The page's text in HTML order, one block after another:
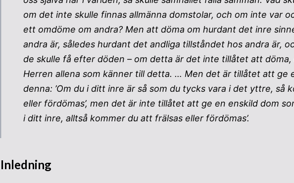
om det inte skulle finnas allmänna domstolar, och om inte var
ett omdöme om andra? Men att döma om hurdant det inre
andra är, således hurdant det andliga tillståndet hos andra är,
de skulle få efter döden – om detta är det inte tillåtet att
Herren allena som känner till detta. … Men det är tillåtet att ge
denna: ’Om du i ditt inre är så som du tycks vara i det yttre, så
eller fördömas’, men det är inte tillåtet att ge en enskild dom
i ditt inre, alltså kommer du att frälsas eller fördömas’.
Inledning